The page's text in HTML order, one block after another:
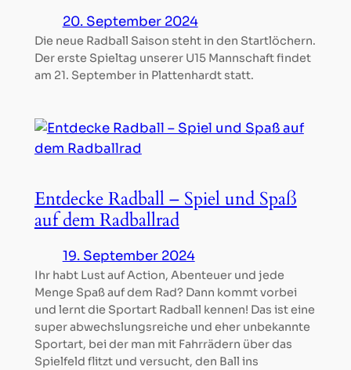
20. September 2024
Die neue Radball Saison steht in den Startlöchern.
Der erste Spieltag unserer U15 Mannschaft findet
am 21. September in Plattenhardt statt.
Entdecke Radball – Spiel und Spaß
auf dem Radballrad
19. September 2024
Ihr habt Lust auf Action, Abenteuer und jede
Menge Spaß auf dem Rad? Dann kommt vorbei
und lernt die Sportart Radball kennen! Das ist eine
super abwechslungsreiche und eher unbekannte
Sportart, bei der man mit Fahrrädern über das
Spielfeld flitzt und versucht, den Ball ins